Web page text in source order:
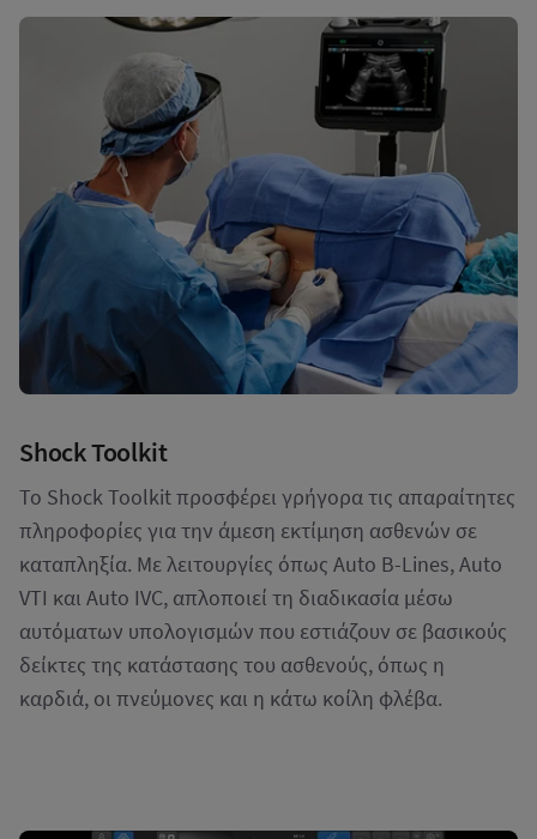
Shock Toolkit
Το Shock Toolkit προσφέρει γρήγορα τις απαραίτητες
πληροφορίες για την άμεση εκτίμηση ασθενών σε
καταπληξία. Με λειτουργίες όπως Auto B-Lines, Auto
VTI και Auto IVC, απλοποιεί τη διαδικασία μέσω
αυτόματων υπολογισμών που εστιάζουν σε βασικούς
δείκτες της κατάστασης του ασθενούς, όπως η
καρδιά, οι πνεύμονες και η κάτω κοίλη φλέβα.